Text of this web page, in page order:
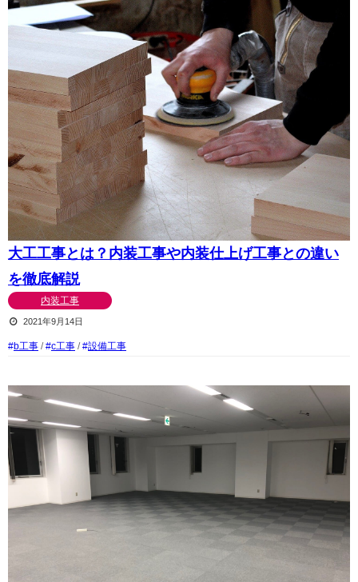
大工工事とは？内装工事や内装仕上げ工事との違い
を徹底解説
内装工事
2021年9月14日
b工事 / c工事 / 設備工事